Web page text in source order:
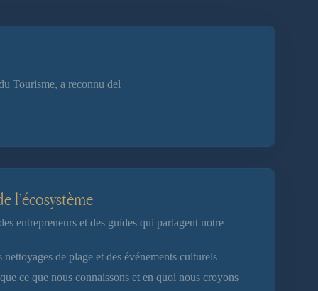
Tourisme, a reconnu del
l’écosystème
entrepreneurs et des guides qui partagent notre
de plage et des événements culturels
ce que nous connaissons et en quoi nous croyons